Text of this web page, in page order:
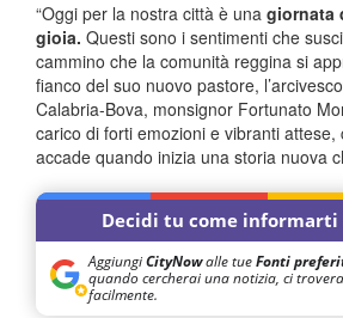
“Oggi per la nostra città è una giornata
gioia. Questi sono i sentimenti che
cammino che la comunità reggina si
fianco del suo nuovo pastore,
Calabria-Bova, monsignor Fortunato
carico di forti emozioni e vibranti attese,
accade quando inizia una storia nuova
Decidi tu come informarti
AggiungiCityNowalle tueFonti
quando cercherai una notizia, ci
facilmente.